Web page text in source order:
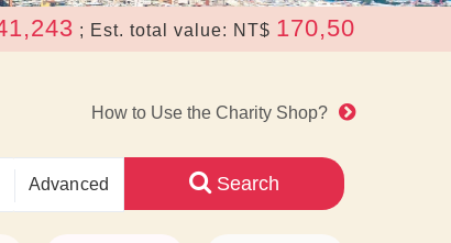
; Est. total value: NT$ 170,507,822 .
How to Use the Charity Shop?
Advanced Search